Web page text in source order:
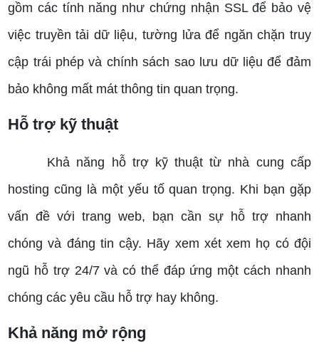
gồm các tính năng như chứng nhận SSL để bảo vệ
việc truyền tải dữ liệu, tường lửa để ngăn chặn truy
cập trái phép và chính sách sao lưu dữ liệu để đảm
bảo không mất mát thông tin quan trọng.
Hỗ trợ kỹ thuật
Khả năng hỗ trợ kỹ thuật từ nhà cung cấp
hosting cũng là một yếu tố quan trọng. Khi bạn gặp
vấn đề với trang web, bạn cần sự hỗ trợ nhanh
chóng và đáng tin cậy. Hãy xem xét xem họ có đội
ngũ hỗ trợ 24/7 và có thể đáp ứng một cách nhanh
chóng các yêu cầu hỗ trợ hay không.
Khả năng mở rộng